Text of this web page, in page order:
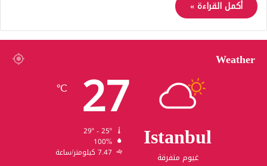
أكمل القراءة »
Weather
Istanbul
غيوم متفرقة
27
℃
100%
7.47 كيلومتر/ساعة